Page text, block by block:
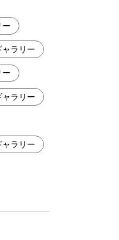
ー
ラリー
ー
ャラリー
ャラリー